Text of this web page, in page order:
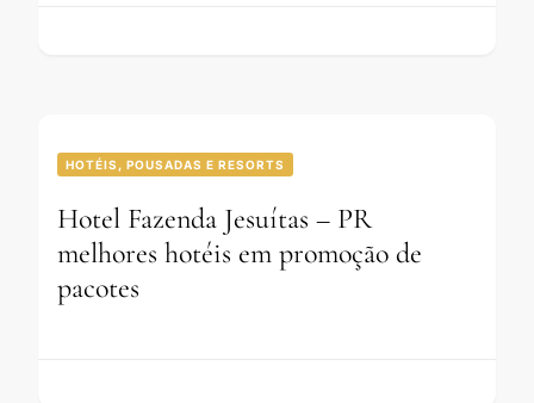
HOTÉIS, POUSADAS E RESORTS
Hotel Fazenda Jesuítas – PR
melhores hotéis em promoção de
pacotes